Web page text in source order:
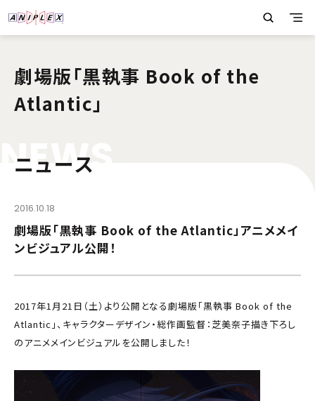
劇場版「黒執事 Book of the
Atlantic」
NEWS
ニュース
2016.10.18
劇場版「黒執事 Book of the Atlantic」アニメメイ
ンビジュアル公開！
2017年1月21日（土）より公開となる劇場版「黒執事 Book of the
Atlantic」、キャラクターデザイン・総作画監督：芝美奈子描き下ろし
のアニメメインビジュアルを公開しました！